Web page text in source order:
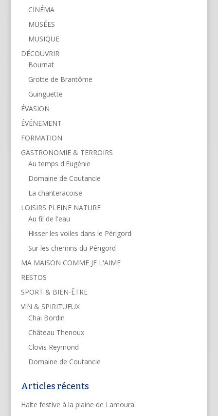
CINÉMA
MUSÉES
MUSIQUE
DÉCOUVRIR
Bournat
Grotte de Brantôme
Guinguette
ÉVASION
ÉVÉNEMENT
FORMATION
GASTRONOMIE & TERROIRS
Au temps d'Eugénie
Domaine de Coutancie
La chanteracoise
LOISIRS PLEINE NATURE
Au fil de l'eau
Hisser les voiles dans le Périgord
Sur les chemins du Périgord
MA MAISON COMME JE L'AIME
RESTOS
SPORT & BIEN-ÊTRE
VIN & SPIRITUEUX
Chai Bordin
Château Thenoux
Clovis Reymond
Domaine de Coutancie
Articles récents
Halte festive à la plaine de Lamoura